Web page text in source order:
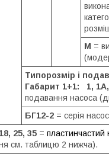
М =
Типорозмір і
Габарит 1+1: 1,
подавання насоса
БГ12-2 = серія
25, 35 = пластинчастий
см. таблицю 2 нижча).